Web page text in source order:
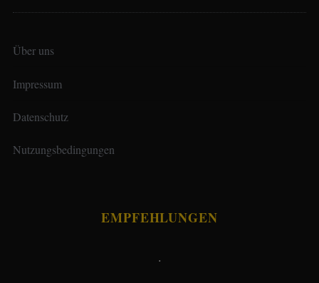
Über uns
Impressum
Datenschutz
Nutzungsbedingungen
EMPFEHLUNGEN
.